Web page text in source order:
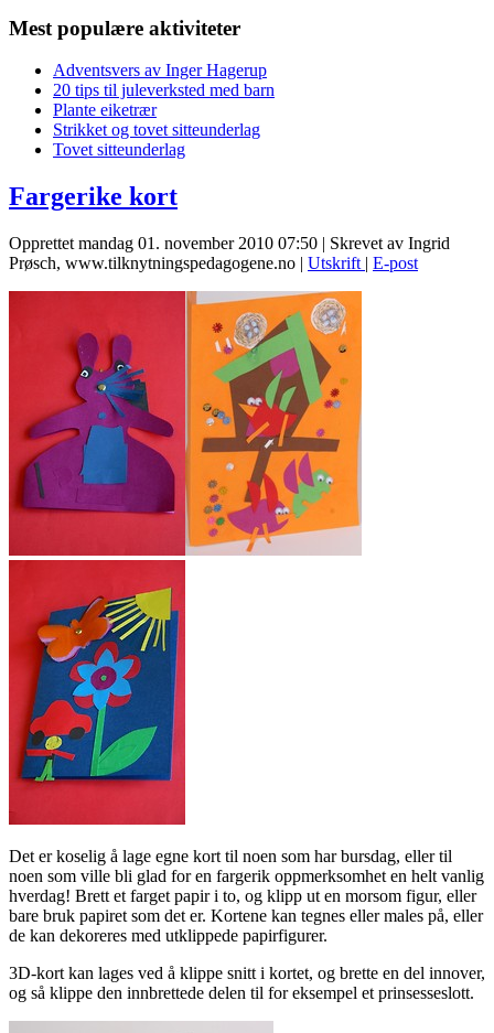
Mest populære aktiviteter
Adventsvers av Inger Hagerup
20 tips til juleverksted med barn
Plante eiketrær
Strikket og tovet sitteunderlag
Tovet sitteunderlag
Fargerike kort
Opprettet mandag 01. november 2010 07:50 | Skrevet av Ingrid
Prøsch, www.tilknytningspedagogene.no | Utskrift | E-post
Det er koselig å lage egne kort til noen som har bursdag, eller til
noen som ville bli glad for en fargerik oppmerksomhet en helt vanlig
hverdag! Brett et farget papir i to, og klipp ut en morsom figur, eller
bare bruk papiret som det er. Kortene kan tegnes eller males på, eller
de kan dekoreres med utklippede papirfigurer.
3D-kort kan lages ved å klippe snitt i kortet, og brette en del innover,
og så klippe den innbrettede delen til for eksempel et prinsesseslott.